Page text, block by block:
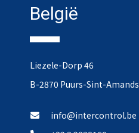
België
Liezele-Dorp 46
B-2870 Puurs-Sint-Amands
info@intercontrol.be